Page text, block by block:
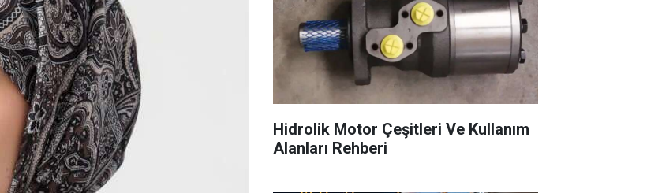
Hidrolik Motor Çeşitleri Ve Kullanım
Alanları Rehberi